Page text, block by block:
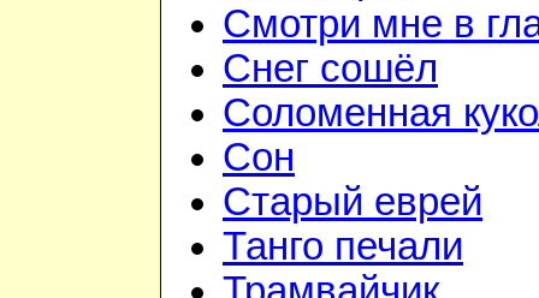
Смотри мне в
Снег сошёл
Соломенная
Сон
Старый еврей
Танго печали